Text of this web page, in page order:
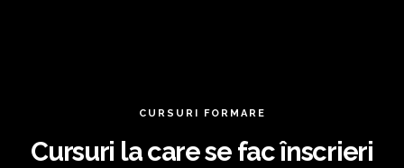
CURSURI FORMARE
Cursuri la care se fac înscrieri